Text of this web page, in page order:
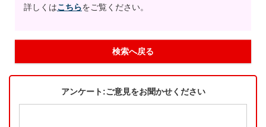
詳しくはこちらをご覧ください。
検索へ戻る
アンケート:ご意見をお聞かせください